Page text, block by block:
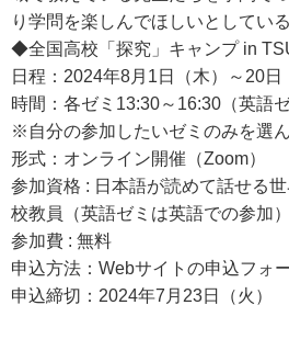
り学問を楽しんでほしいとしている
◆全国高校「探究」キャンプ in
日程：2024年8月1日（木）～20日
時間：各ゼミ13:30～16:30（英語
※自分の参加したいゼミのみを選
形式：オンライン開催（Zoom）
参加資格 : 日本語が読めて話せる
校教員（英語ゼミは英語での参加）
参加費 : 無料
申込方法：Webサイトの申込フォ
申込締切：2024年7月23日（火）